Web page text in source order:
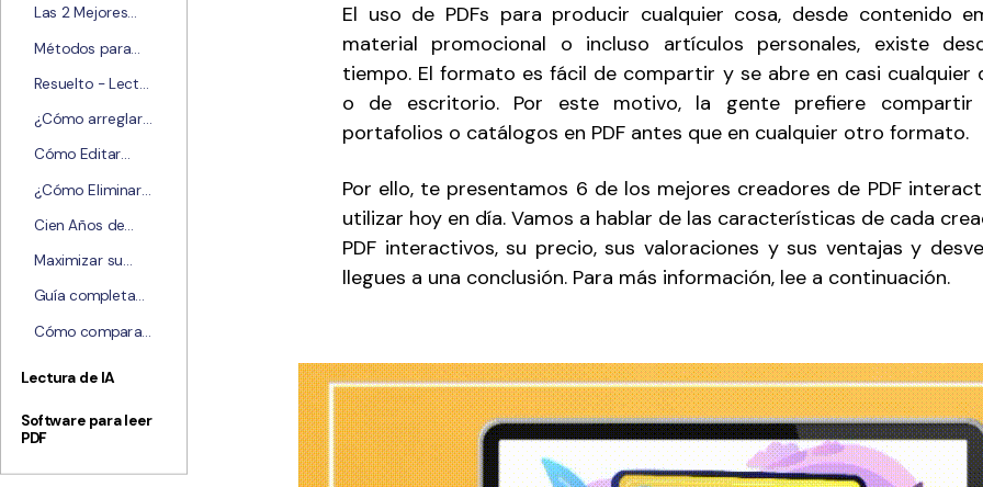
para editar un
PDF
Las 2 Mejores
Cambiar el
Tamaño de un
500KB
Métodos para
Archivos Pdf para
una Tableta
Resuelto - Lector
de funcionar en
Windows 11 10 7
¿Cómo arreglar
PDF Reader en
Windows 11/10?
Cómo Editar
Trabajo Final de
Grado 2026
¿Cómo Eliminar
Foxit Reader?
Cien Años de
Novela
Hispanoamérica
Puedes Perder
Maximizar su
Crear
Marcadores En
Automáticamente
Guía completa
en Windows,
[2026]
Cómo comparar
guía 2026 y
herramientas
Lectura de IA
Software para leer
PDF
El uso de PDFs para producir cualquier cosa, desde contenido
material promocional o incluso artículos personales, existe
tiempo. El formato es fácil de compartir y se abre en casi cualquier
o de escritorio. Por este motivo, la gente prefiere compartir
portafolios o catálogos en PDF antes que en cualquier otro formato.
Por ello, te presentamos 6 de los mejores creadores de PDF
utilizar hoy en día. Vamos a hablar de las características de cada
PDF interactivos, su precio, sus valoraciones y sus ventajas y
llegues a una conclusión. Para más información, lee a continuación.